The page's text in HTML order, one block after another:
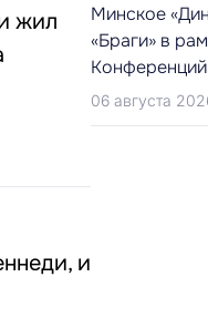
жил
и
Минское
«Браги» в
06 августа